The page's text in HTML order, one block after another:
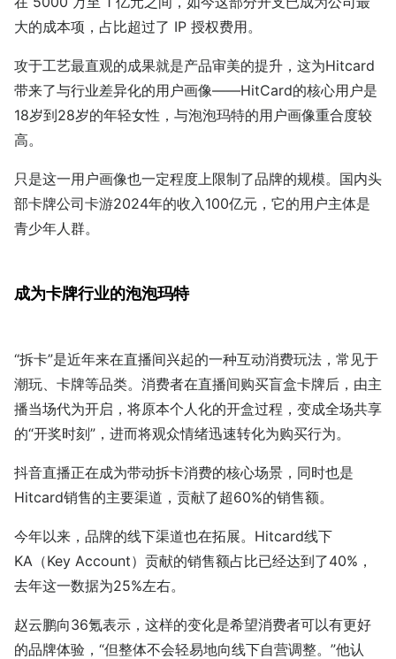
大的成本项，占比超过了 IP 授权费用。
攻于工艺最直观的成果就是产品审美的提升，这为Hitcard
带来了与行业差异化的用户画像——HitCard的核心用户是
18岁到28岁的年轻女性，与泡泡玛特的用户画像重合度较
高。
只是这一用户画像也一定程度上限制了品牌的规模。国内头
部卡牌公司卡游2024年的收入100亿元，它的用户主体是
青少年人群。
成为卡牌行业的泡泡玛特
“拆卡”是近年来在直播间兴起的一种互动消费玩法，常见于
潮玩、卡牌等品类。消费者在直播间购买盲盒卡牌后，由主
播当场代为开启，将原本个人化的开盒过程，变成全场共享
的“开奖时刻”，进而将观众情绪迅速转化为购买行为。
抖音直播正在成为带动拆卡消费的核心场景，同时也是
Hitcard销售的主要渠道，贡献了超60%的销售额。
今年以来，品牌的线下渠道也在拓展。Hitcard线下
KA（Key Account）贡献的销售额占比已经达到了40%，
去年这一数据为25%左右。
赵云鹏向36氪表示，这样的变化是希望消费者可以有更好
的品牌体验，“但整体不会轻易地向线下自营调整。”他认